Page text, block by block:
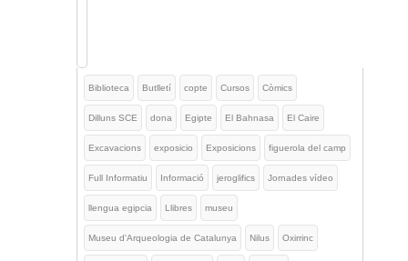
Biblioteca Butlletí copte Cursos Còmics
Dilluns SCE dona Egipte El Bahnasa El Caire
Excavacions exposicio Exposicions figuerola del camp
Full Informatiu Informació jeroglifics Jornades vídeo
llengua egipcia Llibres museu
Museu d'Arqueologia de Catalunya Nilus Oxirrinc